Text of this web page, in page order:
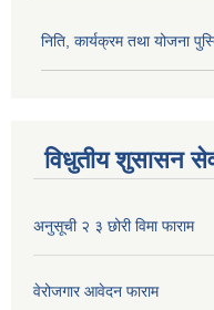
निति, कार्यक्रम तथा योजना
विधुतीय शुसासन
अनुसूची २ ३ छोरी विमा फाराम
वेरोजगार आवेदन फाराम